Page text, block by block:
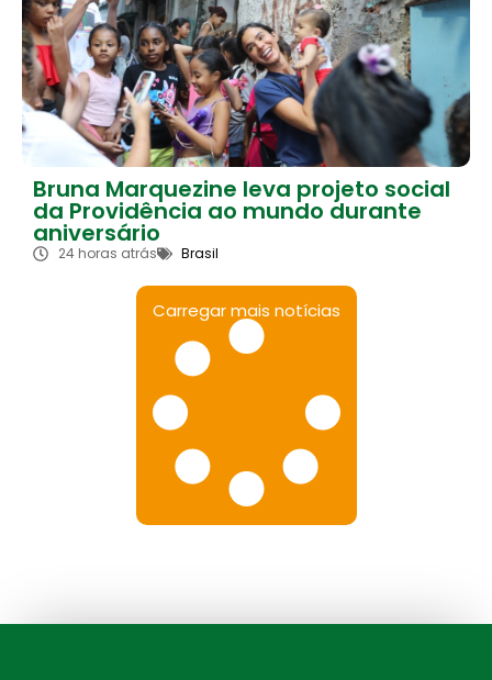
Bruna Marquezine leva projeto social
da Providência ao mundo durante
aniversário
24 horas atrás Brasil
Carregar mais notícias